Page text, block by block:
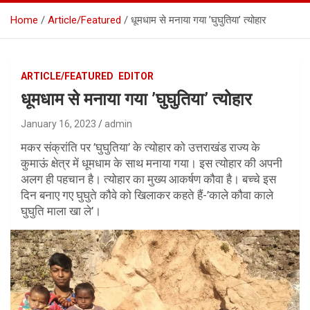
t
Home Article/Featured धूमधाम से मनाया गया ’घुघुतिया’ त्योहार
ARTICLE/FEATURED EDITOR
धूमधाम से मनाया गया ’घुघुतिया’ त्योहार
January 16, 2023 admin
मकर संक्रांति पर ’घुघुतिया’ के त्योहार को उत्तराखंड राज्य के
कुमाऊं क्षेत्र में धूमधाम के साथ मनाया गया। इस त्योहार की अपनी
अलग ही पहचान है। त्योहार का मुख्य आकर्षण कौवा है। बच्चे इस
दिन बनाए गए घुघुते कौवे को खिलाकर कहते हैं-’काले कौवा काले
घुघुति माला खा ले’।